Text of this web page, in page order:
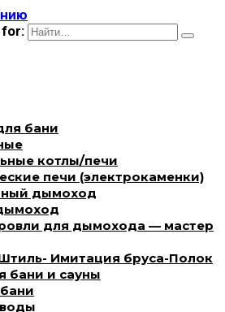
for:
бани
котлы/печи
печи (электрокаменки)
дымоход
для дымохода — мастер
Имитация бруса-Полок
бани и сауны